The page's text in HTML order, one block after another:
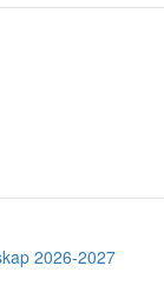
2026-2027